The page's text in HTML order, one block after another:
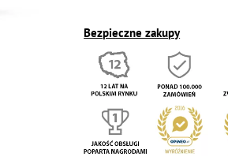
Bezpieczne zakupy